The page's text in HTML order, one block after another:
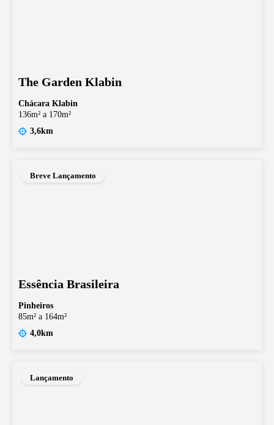
The Garden Klabin
Chácara Klabin
136m² a 170m²
3,6km
Breve Lançamento
Essência Brasileira
Pinheiros
85m² a 164m²
4,0km
Lançamento